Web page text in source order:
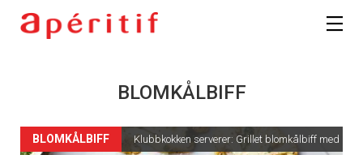
BLOMKÅLBIFF
BLOMKÅLBIFF Klubbkokken serverer: Grillet blomkålbiff med